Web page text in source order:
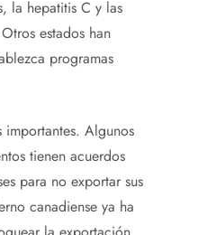
la hepatitis C y las
estados han
programas
importantes. Algunos
tienen acuerdos
para no exportar sus
canadiense ya ha